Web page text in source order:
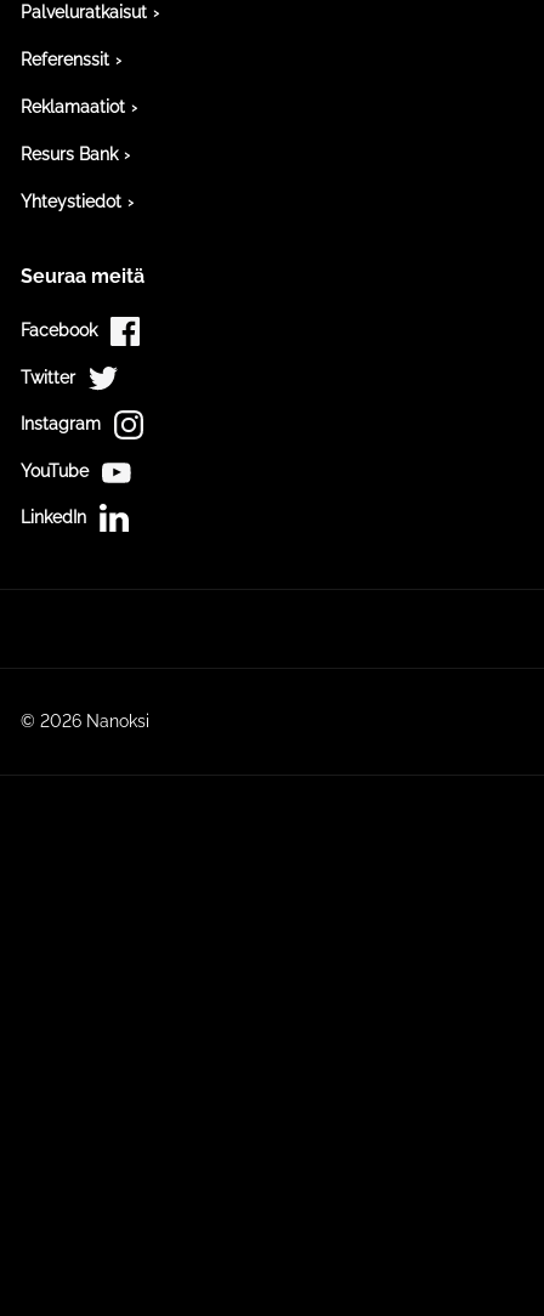
Palveluratkaisut
Referenssit
Reklamaatiot
Resurs Bank
Yhteystiedot
Seuraa meitä
Facebook
Twitter
Instagram
YouTube
LinkedIn
© 2026 Nanoksi